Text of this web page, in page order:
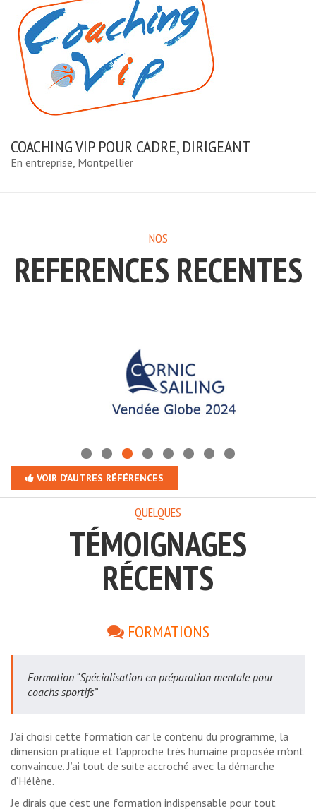
COACHING VIP POUR CADRE, DIRIGEANT
En entreprise, Montpellier
NOS
REFERENCES RECENTES
VOIR D'AUTRES RÉFÉRENCES
QUELQUES
TÉMOIGNAGES
RÉCENTS
FORMATIONS
Formation “Spécialisation en préparation mentale pour
coachs sportifs”
J’ai choisi cette formation car le contenu du programme, la
dimension pratique et l’approche très humaine proposée m’ont
convaincue. J’ai tout de suite accroché avec la démarche
d’Hélène.
Je dirais que c’est une formation indispensable pour tout